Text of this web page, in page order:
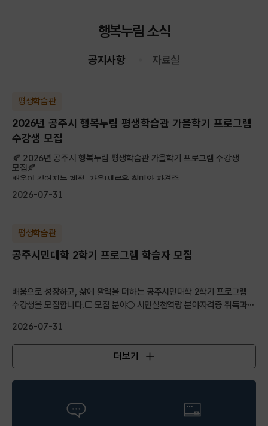
행복누림 소식
공지사항 자료실
평생학습관
2026년 공주시 행복누림 평생학습관 가을학기 프로그램
수강생 모집
🍂 2026년 공주시 행복누림 평생학습관 가을학기 프로그램 수강생
모집🍂
배움이 깊어지는 계절, 가을!새로운 취미와 자격증, ...
2026-07-31
평생학습관
공주시민대학 2학기 프로그램 학습자 모집
배움으로 성장하고, 삶에 활력을 더하는 공주시민대학 2학기 프로그램
수강생을 모집합니다.□ 모집 분야○ 시민실천역량 분야자격증 취득과
2026-07-31
공지사항
더보기